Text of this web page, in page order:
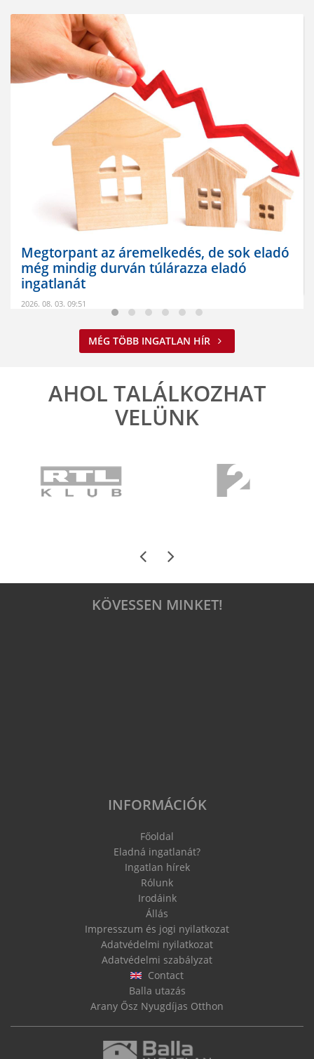
Megtorpant az áremelkedés, de sok eladó
még mindig durván túlárazza eladó
ingatlanát
2026. 08. 03. 09:51
csökkentek az ingatlanárak, az eladók egy része továbbra is a
MÉG TÖBB INGATLAN HÍR
AHOL TALÁLKOZHAT
VELÜNK
KÖVESSEN MINKET!
INFORMÁCIÓK
Főoldal
Eladná ingatlanát?
Ingatlan hírek
Rólunk
Irodáink
Állás
Impresszum és jogi nyilatkozat
Adatvédelmi nyilatkozat
Adatvédelmi szabályzat
Contact
Balla utazás
Arany Ősz Nyugdíjas Otthon